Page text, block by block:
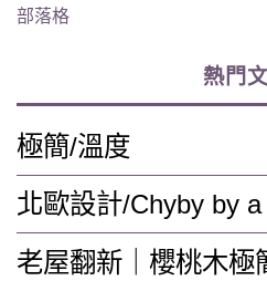
部落格
熱門
極簡/溫度
北歐設計/Chyby by
老屋翻新｜櫻桃木極